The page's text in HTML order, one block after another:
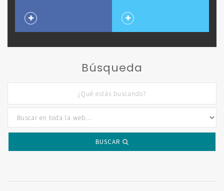
Búsqueda
BUSCAR